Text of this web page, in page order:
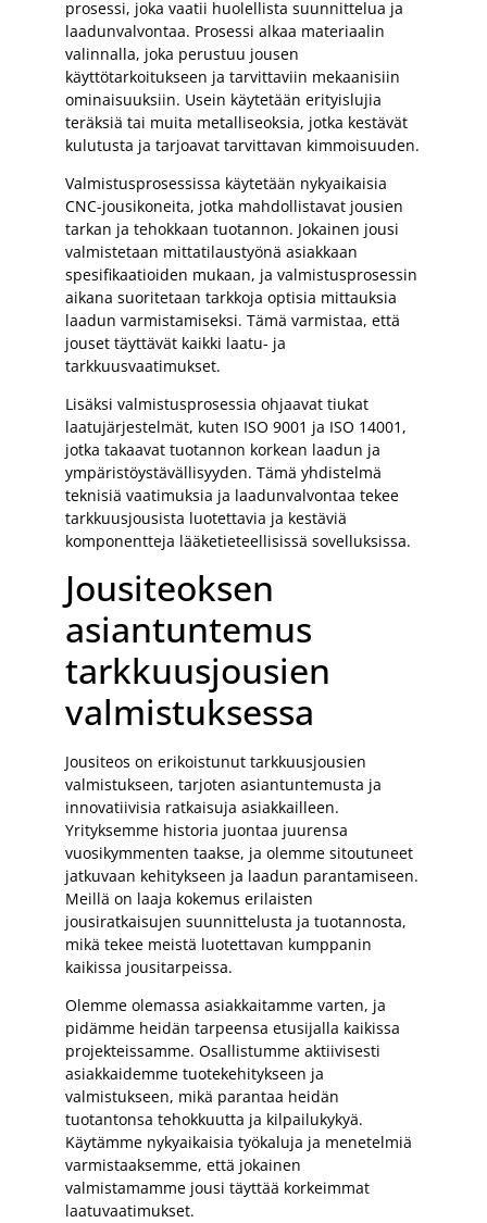
prosessi, joka vaatii huolellista suunnittelua ja
laadunvalvontaa. Prosessi alkaa materiaalin
valinnalla, joka perustuu jousen
käyttötarkoitukseen ja tarvittaviin mekaanisiin
ominaisuuksiin. Usein käytetään erityislujia
teräksiä tai muita metalliseoksia, jotka kestävät
kulutusta ja tarjoavat tarvittavan kimmoisuuden.
Valmistusprosessissa käytetään nykyaikaisia
CNC-jousikoneita, jotka mahdollistavat jousien
tarkan ja tehokkaan tuotannon. Jokainen jousi
valmistetaan mittatilaustyönä asiakkaan
spesifikaatioiden mukaan, ja valmistusprosessin
aikana suoritetaan tarkkoja optisia mittauksia
laadun varmistamiseksi. Tämä varmistaa, että
jouset täyttävät kaikki laatu- ja
tarkkuusvaatimukset.
Lisäksi valmistusprosessia ohjaavat tiukat
laatujärjestelmät, kuten ISO 9001 ja ISO 14001,
jotka takaavat tuotannon korkean laadun ja
ympäristöystävällisyyden. Tämä yhdistelmä
teknisiä vaatimuksia ja laadunvalvontaa tekee
tarkkuusjousista luotettavia ja kestäviä
komponentteja lääketieteellisissä sovelluksissa.
Jousiteoksen
asiantuntemus
tarkkuusjousien
valmistuksessa
Jousiteos on erikoistunut tarkkuusjousien
valmistukseen, tarjoten asiantuntemusta ja
innovatiivisia ratkaisuja asiakkailleen.
Yrityksemme historia juontaa juurensa
vuosikymmenten taakse, ja olemme sitoutuneet
jatkuvaan kehitykseen ja laadun parantamiseen.
Meillä on laaja kokemus erilaisten
jousiratkaisujen suunnittelusta ja tuotannosta,
mikä tekee meistä luotettavan kumppanin
kaikissa jousitarpeissa.
Olemme olemassa asiakkaitamme varten, ja
pidämme heidän tarpeensa etusijalla kaikissa
projekteissamme. Osallistumme aktiivisesti
asiakkaidemme tuotekehitykseen ja
valmistukseen, mikä parantaa heidän
tuotantonsa tehokkuutta ja kilpailukykyä.
Käytämme nykyaikaisia työkaluja ja menetelmiä
varmistaaksemme, että jokainen
valmistamamme jousi täyttää korkeimmat
laatuvaatimukset.